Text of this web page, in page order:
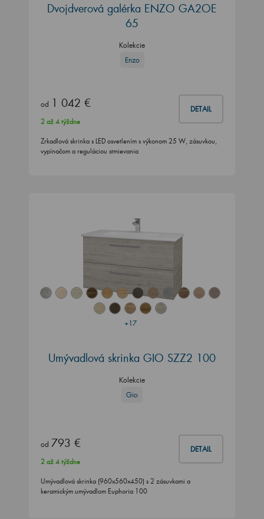
Dvojdverová galérka ENZO GA2OE
65
Kolekcie
Enzo
od 1 042 € DETAIL
2 až 4 týždne
Zrkadlová skrinka s LED osvetlením s výkonom 25 W, zásuvkou,
vypínačom a reguláciou stmievania
+17
Umývadlová skrinka GIO SZZ2 100
Kolekcie
Gio
od 793 € DETAIL
2 až 4 týždne
Umývadlová skrinka (960x560x450) s 2 zásuvkami a
keramickým umývadlom Euphoria 100